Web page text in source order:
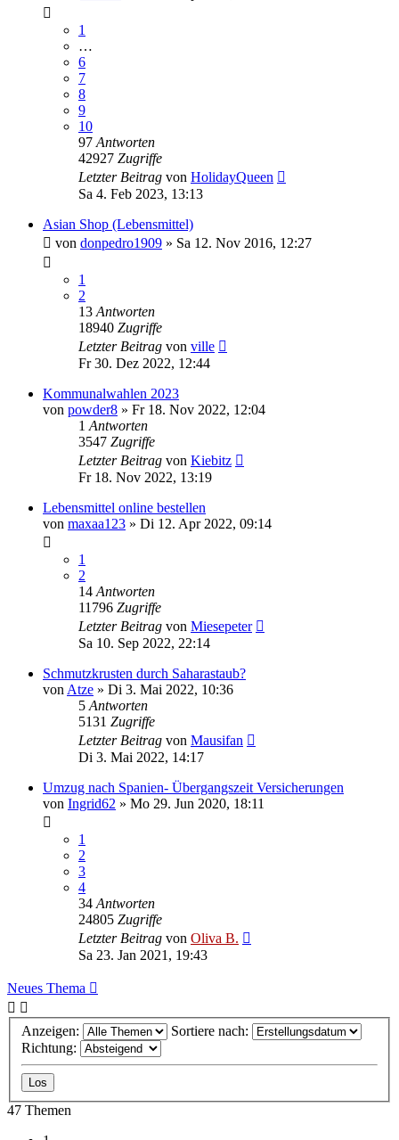
1
…
6
7
8
9
10
97 Antworten
42927 Zugriffe
Letzter Beitrag von HolidayQueen
Sa 4. Feb 2023, 13:13
Asian Shop (Lebensmittel)
von donpedro1909 » Sa 12. Nov 2016, 12:27
1
2
13 Antworten
18940 Zugriffe
Letzter Beitrag von ville
Fr 30. Dez 2022, 12:44
Kommunalwahlen 2023
von powder8 » Fr 18. Nov 2022, 12:04
1 Antworten
3547 Zugriffe
Letzter Beitrag von Kiebitz
Fr 18. Nov 2022, 13:19
Lebensmittel online bestellen
von maxaa123 » Di 12. Apr 2022, 09:14
1
2
14 Antworten
11796 Zugriffe
Letzter Beitrag von Miesepeter
Sa 10. Sep 2022, 22:14
Schmutzkrusten durch Saharastaub?
von Atze » Di 3. Mai 2022, 10:36
5 Antworten
5131 Zugriffe
Letzter Beitrag von Mausifan
Di 3. Mai 2022, 14:17
Umzug nach Spanien- Übergangszeit Versicherungen
von Ingrid62 » Mo 29. Jun 2020, 18:11
1
2
3
4
34 Antworten
24805 Zugriffe
Letzter Beitrag von Oliva B.
Sa 23. Jan 2021, 19:43
Neues Thema
Anzeigen:
Sortiere nach:
Richtung:
47 Themen